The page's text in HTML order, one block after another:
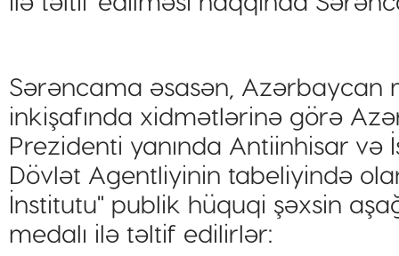
Sərəncama əsasən, Azərbaycan
inkişafında xidmətlərinə görə
Prezidenti yanında Antiinhisar və
Dövlət Agentliyinin tabeliyində
İnstitutu" publik hüquqi şəxsin
medalı ilə təltif edilirlər: